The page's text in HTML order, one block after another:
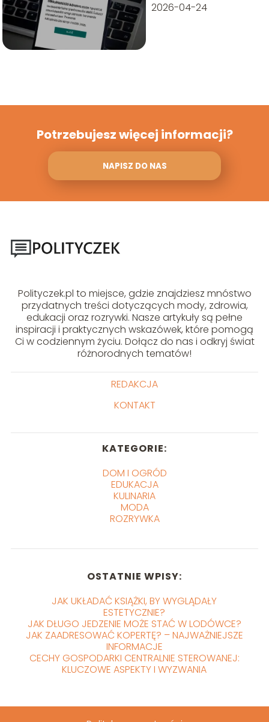
2026-04-24
Potrzebujesz więcej informacji?
NAPISZ DO NAS
Polityczek.pl to miejsce, gdzie znajdziesz mnóstwo
przydatnych treści dotyczących mody, zdrowia,
edukacji oraz rozrywki. Nasze artykuły są pełne
inspiracji i praktycznych wskazówek, które pomogą
Ci w codziennym życiu. Dołącz do nas i odkryj świat
różnorodnych tematów!
REDAKCJA
KONTAKT
KATEGORIE:
DOM I OGRÓD
EDUKACJA
KULINARIA
MODA
ROZRYWKA
OSTATNIE WPISY:
JAK UKŁADAĆ KSIĄŻKI, BY WYGLĄDAŁY
ESTETYCZNIE?
JAK DŁUGO JEDZENIE MOŻE STAĆ W LODÓWCE?
JAK ZAADRESOWAĆ KOPERTĘ? – NAJWAŻNIEJSZE
INFORMACJE
CECHY GOSPODARKI CENTRALNIE STEROWANEJ:
KLUCZOWE ASPEKTY I WYZWANIA